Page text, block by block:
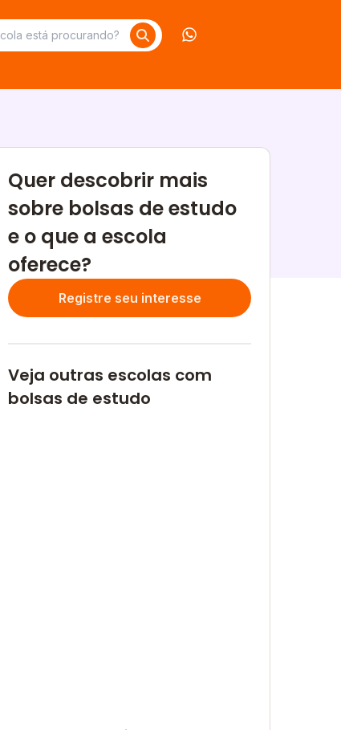
Quer descobrir mais
sobre bolsas de estudo
e o que a escola
oferece?
Registre seu interesse
Veja outras escolas com
bolsas de estudo